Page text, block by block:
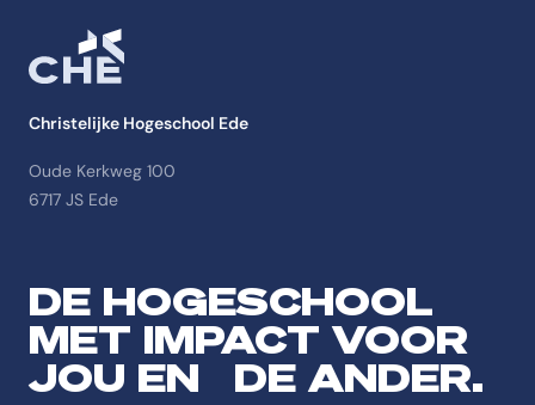
Christelijke Hogeschool Ede
Oude Kerkweg 100
6717 JS Ede
DE HOGESCHOOL
MET IMPACT VOOR
JOU EN DE ANDER.